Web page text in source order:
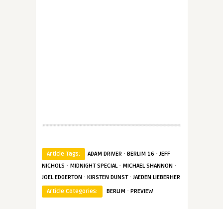
Article Tags: ADAM DRIVER · BERLIM 16 · JEFF
NICHOLS · MIDNIGHT SPECIAL· MICHAEL SHANNON ·
JOEL EDGERTON · KIRSTEN DUNST· JAEDEN LIEBERHER
Article Categories:
BERLIM · PREVIEW